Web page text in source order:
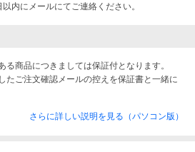
内にメールにてご連絡ください。
る商品につきましては保証付となります。
たご注文確認メールの控えを保証書と一緒に
さらに詳しい説明を見る（パソコン版）